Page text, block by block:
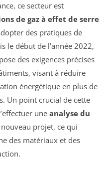
ce secteur est
de gaz à effet de serre
des pratiques de
le début de l’année 2022,
des exigences précises
visant à réduire
énergétique en plus de
Un point crucial de cette
une analyse du
projet, ce qui
des matériaux et des